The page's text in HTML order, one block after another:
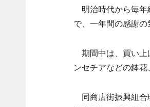
明治時代から毎年
で、一年間の感謝の
期間中は、買い上
ンセチアなどの鉢
同商店街振興組合